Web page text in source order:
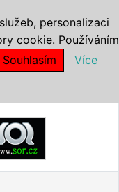
personalizaci
cookie. Používáním
Souhlasím
Více